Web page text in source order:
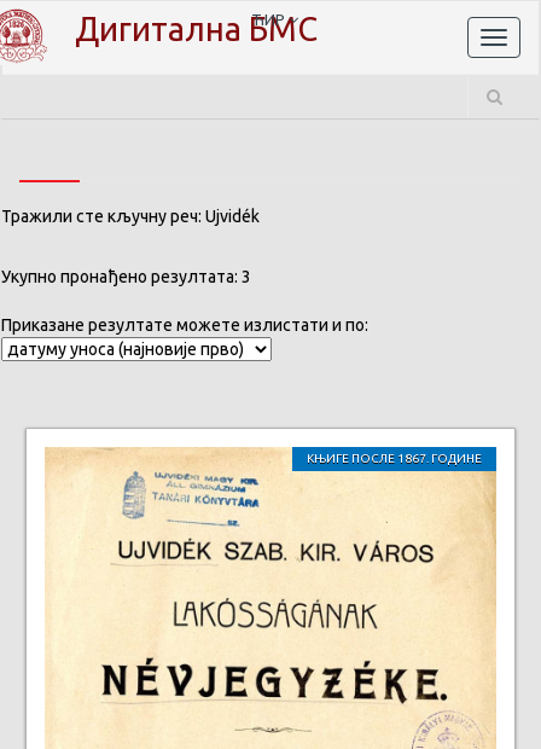
Дигитална БМС
ЋИР
Тражили сте кључну реч: Ujvidék
Укупно пронађено резултата: 3
Приказане резултате можете излистати и по:
КЊИГЕ ПОСЛЕ 1867. ГОДИНЕ